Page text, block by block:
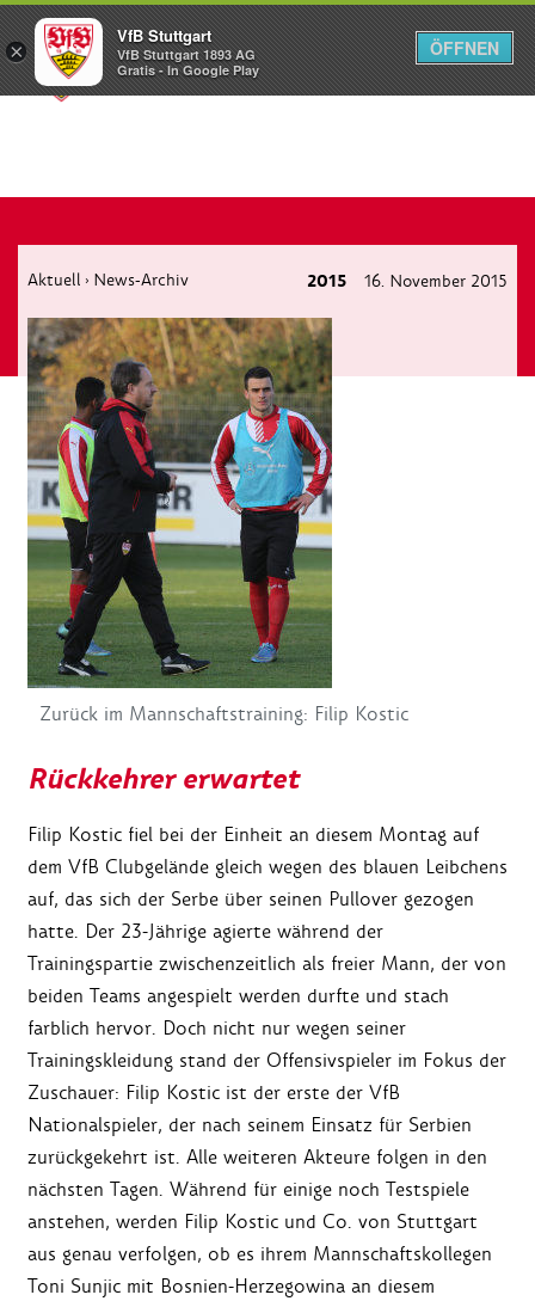
Menü
Aktuell › News-Archiv 2015 16. November 2015
Zurück im Mannschaftstraining: Filip Kostic
Rückkehrer erwartet
Filip Kostic fiel bei der Einheit an diesem Montag auf
dem VfB Clubgelände gleich wegen des blauen Leibchens
auf, das sich der Serbe über seinen Pullover gezogen
hatte. Der 23-Jährige agierte während der
Trainingspartie zwischenzeitlich als freier Mann, der von
beiden Teams angespielt werden durfte und stach
farblich hervor. Doch nicht nur wegen seiner
Trainingskleidung stand der Offensivspieler im Fokus der
Zuschauer: Filip Kostic ist der erste der VfB
Nationalspieler, der nach seinem Einsatz für Serbien
zurückgekehrt ist. Alle weiteren Akteure folgen in den
nächsten Tagen. Während für einige noch Testspiele
anstehen, werden Filip Kostic und Co. von Stuttgart
aus genau verfolgen, ob es ihrem Mannschaftskollegen
Toni Sunjic mit Bosnien-Herzegowina an diesem
×
VfB Stuttgart
VfB Stuttgart 1893 AG
Gratis - In Google Play
ÖFFNEN